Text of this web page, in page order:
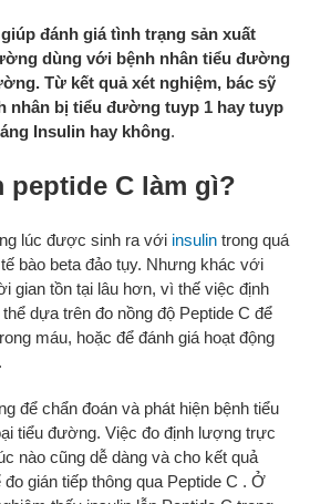
đánh giá tình trạng sản xuất
dùng với bệnh nhân tiểu đường
Từ kết quả xét nghiệm, bác sỹ
nhân bị tiểu đường tuyp 1 hay tuyp
Insulin hay không.
peptide C làm gì?
lúc được sinh ra với insulin trong quá
bào beta đảo tụy. Nhưng khác với
gian tồn tại lâu hơn, vì thế việc định
dựa trên đo nồng độ Peptide C để
máu, hoặc để đánh giá hoạt động
để chẩn đoán và phát hiện bệnh tiểu
tiểu đường. Việc đo định lượng trực
nào cũng dễ dàng và cho kết quả
gián tiếp thông qua Peptide C . Ở